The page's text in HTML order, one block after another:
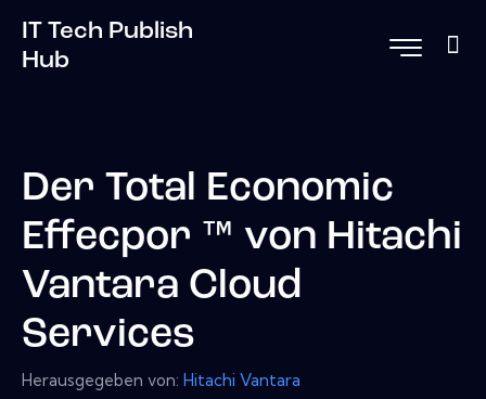
IT Tech Publish
Hub
Der Total Economic
Effecpor ™ von Hitachi
Vantara Cloud
Services
Herausgegeben von: Hitachi Vantara